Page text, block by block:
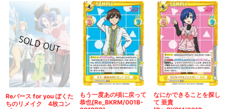
並び順 :
絞り込む
Reバース for you ぼくた
ちのリメイク 4枚コン
もう一度あの頃に戻って
恭也[Re_BKRM/001B-
なにかできることを探し
て 亜貴